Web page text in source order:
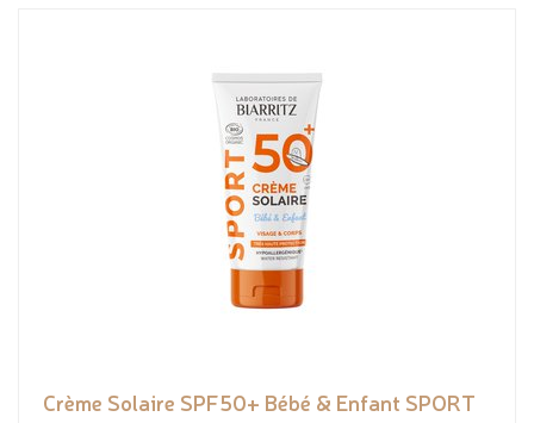
Crème Solaire SPF50+ Bébé & Enfant SPORT